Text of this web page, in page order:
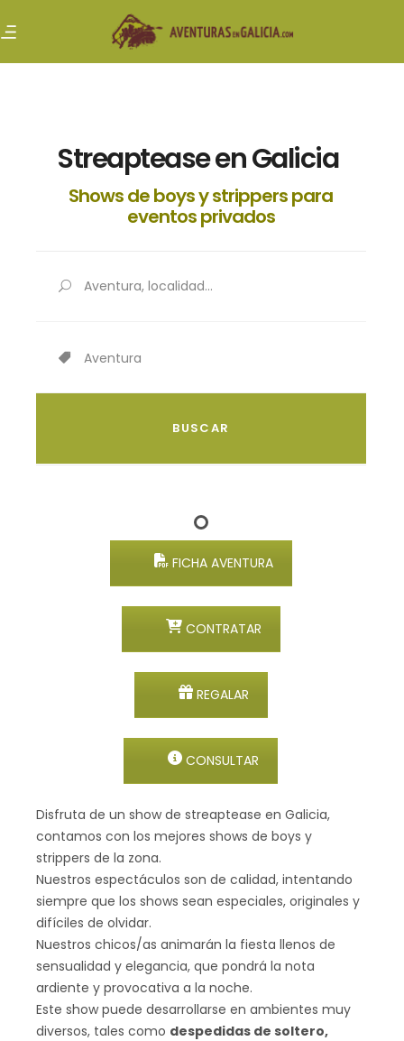
Streaptease en Galicia
Shows de boys y strippers para
eventos privados
Aventura
FICHA AVENTURA
CONTRATAR
REGALAR
CONSULTAR
Disfruta de un show de streaptease en Galicia,
contamos con los mejores shows de boys y
strippers de la zona.
Nuestros espectáculos son de calidad, intentando
siempre que los shows sean especiales, originales y
difíciles de olvidar.
Nuestros chicos/as animarán la fiesta llenos de
sensualidad y elegancia, que pondrá la nota
ardiente y provocativa a la noche.
Este show puede desarrollarse en ambientes muy
diversos, tales como despedidas de soltero,